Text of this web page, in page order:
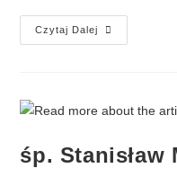
Czytaj Dalej
śp. Stanisław